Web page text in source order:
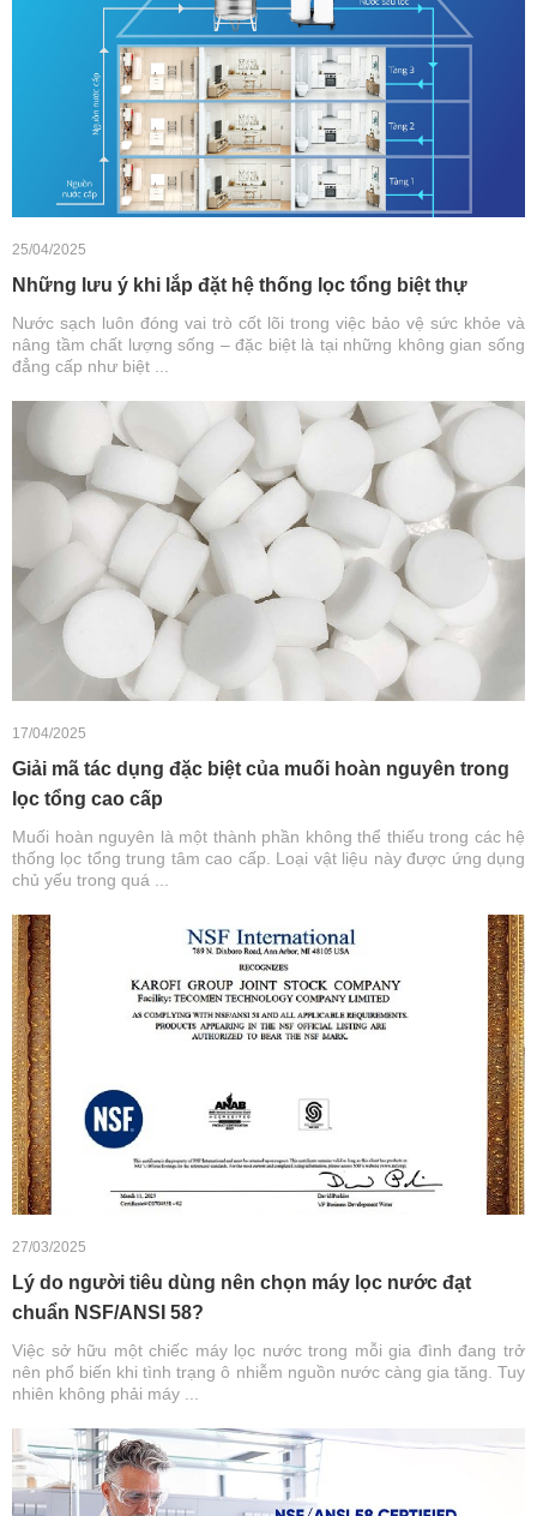
25/04/2025
Những lưu ý khi lắp đặt hệ thống lọc tổng biệt thự
Nước sạch luôn đóng vai trò cốt lõi trong việc bảo vệ sức khỏe và
nâng tầm chất lượng sống – đặc biệt là tại những không gian sống
đẳng cấp như biệt ...
17/04/2025
Giải mã tác dụng đặc biệt của muối hoàn nguyên trong
lọc tổng cao cấp
Muối hoàn nguyên là một thành phần không thể thiếu trong các hệ
thống lọc tổng trung tâm cao cấp. Loại vật liệu này được ứng dụng
chủ yếu trong quá ...
27/03/2025
Lý do người tiêu dùng nên chọn máy lọc nước đạt
chuẩn NSF/ANSI 58?
Việc sở hữu một chiếc máy lọc nước trong mỗi gia đình đang trở
nên phổ biến khi tình trạng ô nhiễm nguồn nước càng gia tăng. Tuy
nhiên không phải máy ...